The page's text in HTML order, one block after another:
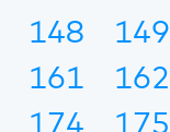
148 149
161 162
174 175